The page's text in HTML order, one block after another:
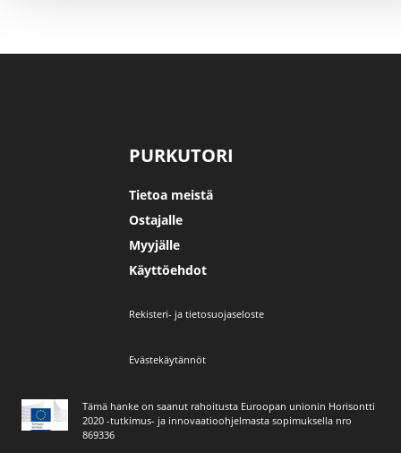
PURKUTORI
Tietoa meistä
Ostajalle
Myyjälle
Käyttöehdot
Tämä hanke on saanut rahoitusta Euroopan unionin Horisontti
2020 -tutkimus- ja innovaatioohjelmasta sopimuksella nro
869336
Rekisteri- ja tietosuojaseloste
Evästekäytännöt